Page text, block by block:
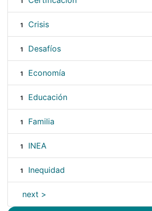
1 Crisis
1 Desafíos
1 Economía
1 Educación
1 Familia
1 INEA
1 Inequidad
next >